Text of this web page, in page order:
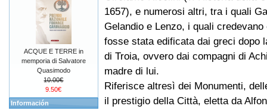
1657), e numerosi altri, tra i quali
Gelandio e Lenzo, i quali credevano
fosse stata edificata dai greci dopo
di Troia, ovvero dai compagni di
madre di lui.
Riferisce altresì dei Monumenti,
il prestigio della Città, eletta da
ACQUE E TERRE in
memporia di Salvatore
Quasimodo
10.00€
9.50€
Información